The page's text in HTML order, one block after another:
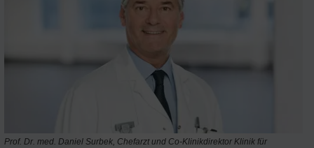
Prof. Dr. med. Daniel Surbek, Chefarzt und Co-Klinikdirektor Klinik für